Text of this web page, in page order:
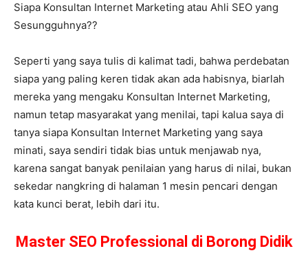
Siapa Konsultan Internet Marketing atau Ahli SEO yang
Sesungguhnya??
Seperti yang saya tulis di kalimat tadi, bahwa perdebatan
siapa yang paling keren tidak akan ada habisnya, biarlah
mereka yang mengaku Konsultan Internet Marketing,
namun tetap masyarakat yang menilai, tapi kalua saya di
tanya siapa Konsultan Internet Marketing yang saya
minati, saya sendiri tidak bias untuk menjawab nya,
karena sangat banyak penilaian yang harus di nilai, bukan
sekedar nangkring di halaman 1 mesin pencari dengan
kata kunci berat, lebih dari itu.
Master SEO Professional di Borong Didik